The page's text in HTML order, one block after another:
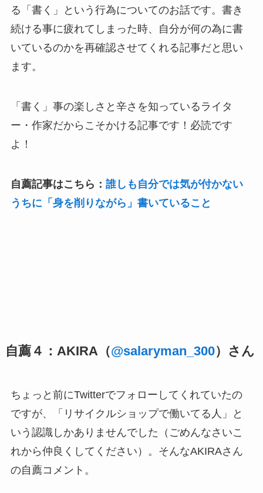
る「書く」という行為についてのお話です。書き
続ける事に疲れてしまった時、自分が何の為に書
いているのかを再確認させてくれる記事だと思い
ます。
「書く」事の楽しさと辛さを知っているライタ
ー・作家だからこそかける記事です！必読です
よ！
自薦記事はこちら： 誰しも自分では気が付かない
うちに「身を削りながら」書いていること
自薦４：AKIRA（@salaryman_300）さん
ちょっと前にTwitterでフォローしてくれていたの
ですが、「リサイクルショップで働いてる人」と
いう認識しかありませんでした（ごめんなさいこ
れから仲良くしてください）。そんなAKIRAさん
の自薦コメント。